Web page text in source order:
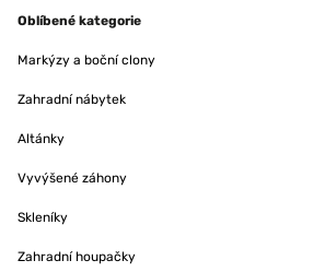
Oblíbené kategorie
Markýzy a boční clony
Zahradní nábytek
Altánky
Vyvýšené záhony
Skleníky
Zahradní houpačky